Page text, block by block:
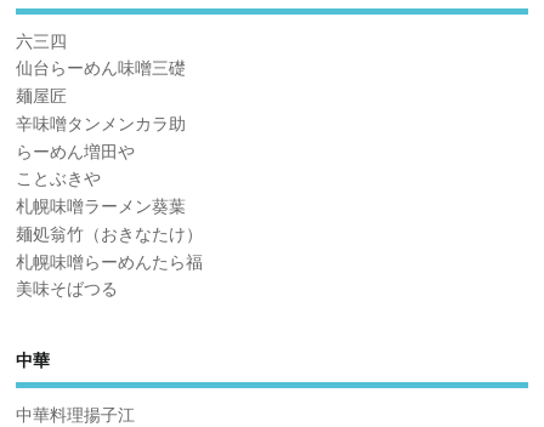
六三四
仙台らーめん味噌三礎
麺屋匠
辛味噌タンメンカラ助
らーめん増田や
ことぶきや
札幌味噌ラーメン葵葉
麺処翁竹（おきなたけ）
札幌味噌らーめんたら福
美味そばつる
中華
中華料理揚子江